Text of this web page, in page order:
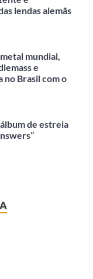
lendas alemãs
mundial,
e
Brasil com o
de estreia